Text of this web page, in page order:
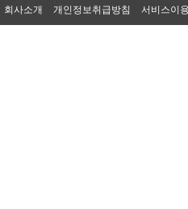
회사소개 개인정보취급방침 서비스이